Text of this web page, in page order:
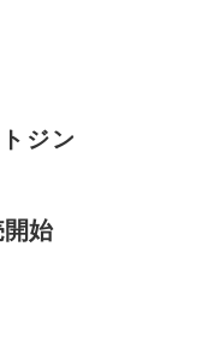
ジン
開始